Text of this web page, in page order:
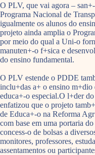
O PLV, que vai agora –
Programa Nacional de
igualmente os alunos do
projeto ainda amplia o
por meio do qual a Uni-o
manuten+-o f+sica e
do ensino fundamental.
O PLV estende o PDDE
inclu+das a+ o ensino m+dio
educa+-o especial.O l+der
enfatizou que o projeto
de Educa+-o na Reforma
com base em uma portaria
concess-o de bolsas a
monitores, professores,
assentamentos ou